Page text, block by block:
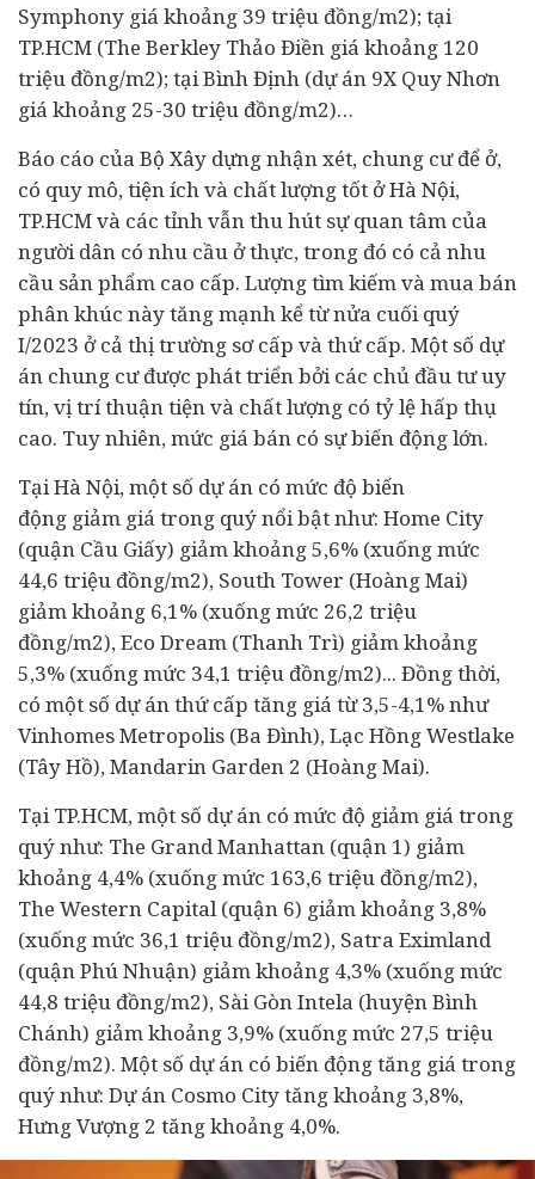
Symphony giá khoảng 39 triệu đồng/m2); tại
TP.HCM (The Berkley Thảo Điền giá khoảng 120
triệu đồng/m2); tại Bình Định (dự án 9X Quy Nhơn
giá khoảng 25-30 triệu đồng/m2)…
Báo cáo của Bộ Xây dựng nhận xét, chung cư để ở,
có quy mô, tiện ích và chất lượng tốt ở Hà Nội,
TP.HCM và các tỉnh vẫn thu hút sự quan tâm của
người dân có nhu cầu ở thực, trong đó có cả nhu
cầu sản phẩm cao cấp. Lượng tìm kiếm và mua bán
phân khúc này tăng mạnh kể từ nửa cuối quý
I/2023 ở cả thị trường sơ cấp và thứ cấp. Một số dự
án chung cư được phát triển bởi các chủ đầu tưuy
tín, vị trí thuận tiện và chất lượng có tỷ lệ hấp thụ
cao. Tuy nhiên, mức giá bán có sự biến động lớn.
Tại Hà Nội, một số dự án có mức độ biến
động giảm giá trong quý nổi bật như: Home City
(quận Cầu Giấy) giảm khoảng 5,6% (xuống mức
44,6 triệu đồng/m2), South Tower (Hoàng Mai)
giảm khoảng 6,1% (xuống mức 26,2 triệu
đồng/m2), Eco Dream (Thanh Trì) giảm khoảng
5,3% (xuống mức 34,1 triệu đồng/m2)... Đồng thời,
có một số dự án thứ cấp tăng giá từ 3,5-4,1% như
Vinhomes Metropolis (Ba Đình), Lạc Hồng Westlake
(Tây Hồ), Mandarin Garden 2 (Hoàng Mai).
Tại TP.HCM, một số dự án có mức độ giảm giá trong
quý như: The Grand Manhattan (quận 1) giảm
khoảng 4,4% (xuống mức 163,6 triệu đồng/m2),
The Western Capital (quận 6) giảm khoảng 3,8%
(xuống mức 36,1 triệu đồng/m2), Satra Eximland
(quận Phú Nhuận) giảm khoảng 4,3% (xuống mức
44,8 triệu đồng/m2), Sài Gòn Intela (huyện Bình
Chánh) giảm khoảng 3,9% (xuống mức 27,5 triệu
đồng/m2). Một số dự án có biến động tăng giá trong
quý như: Dự án Cosmo City tăng khoảng 3,8%,
Hưng Vượng 2 tăng khoảng 4,0%.